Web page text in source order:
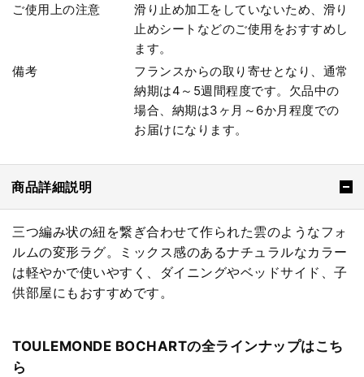
ご使用上の注意
滑り止め加工をしていないため、滑り
止めシートなどのご使用をおすすめし
ます。
備考
フランスからの取り寄せとなり、通常
納期は4～5週間程度です。欠品中の
場合、納期は3ヶ月～6か月程度での
お届けになります。
商品詳細説明
三つ編み状の紐を繋ぎ合わせて作られた雲のようなフォ
ルムの変形ラグ。ミックス感のあるナチュラルなカラー
は軽やかで使いやすく、ダイニングやベッドサイド、子
供部屋にもおすすめです。
TOULEMONDE BOCHARTの全ラインナップはこち
ら